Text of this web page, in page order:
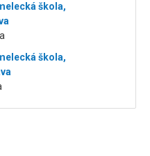
škola,
škola,